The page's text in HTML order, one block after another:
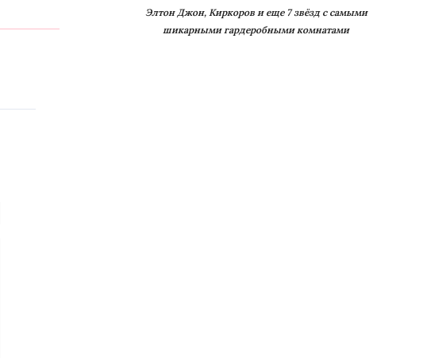
Элтон Джон, Киркоров и еще 7 звёзд с самыми
шикарными гардеробными комнатами